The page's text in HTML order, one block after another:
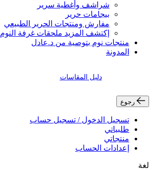
شراشف وأغطية سرير
بيجامات حرير
مفارش ومنتجات الحرير الطبيعي
إكتشف المزيد ملحقات غرفة النوم
منتجات نوم بتوصية من د.عادل
المدونة
دليل المقاسات
رجوع
تسجيل الدخول / تسجيل حساب
طلبياتي
منتجاتي
إعدادات الحساب
لغة